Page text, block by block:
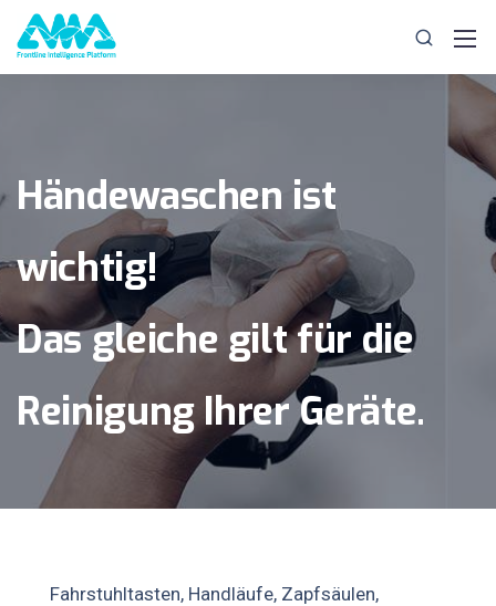
Händewaschen ist
wichtig!
Das gleiche gilt für die
Reinigung Ihrer Geräte.
Fahrstuhltasten, Handläufe, Zapfsäulen,